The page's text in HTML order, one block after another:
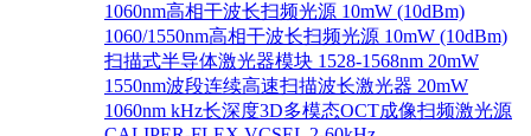
1060nm高相干波长扫频光源 10mW (10dBm)
1060/1550nm高相干波长扫频光源 10mW (10dBm)
扫描式半导体激光器模块 1528-1568nm 20mW
1550nm波段连续高速扫描波长激光器 20mW
1060nm kHz长深度3D多模态OCT成像扫频激光源